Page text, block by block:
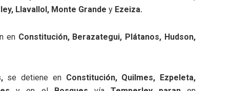
Llavallol, Monte Grande y Ezeiza.
en Constitución, Berazategui, Plátanos, Hudson,
se detiene enConstitución, Quilmes, Ezpeleta,